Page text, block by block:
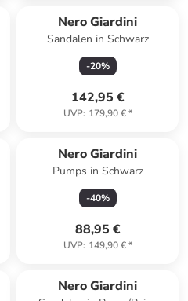
Nero Giardini
Sandalen in Schwarz
-20%
142,95 €
UVP: 179,90 €*
Nero Giardini
Pumps in Schwarz
-40%
88,95 €
UVP: 149,90 €*
Nero Giardini